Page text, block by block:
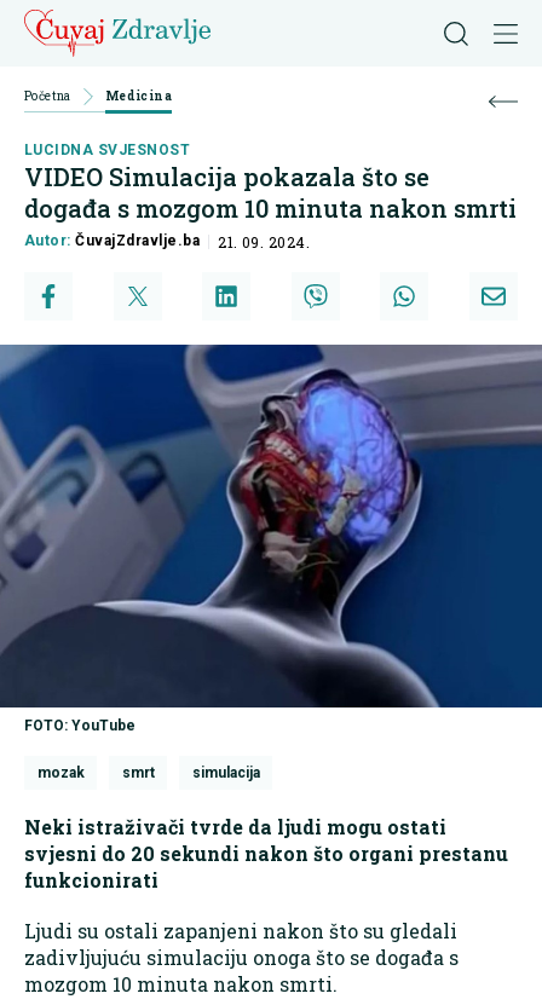
Početna Medicina
LUCIDNA SVJESNOST
VIDEO Simulacija pokazala što se
događa s mozgom 10 minuta nakon smrti
Autor:ČuvajZdravlje.ba 21. 09. 2024.
FOTO: YouTube
mozak smrt simulacija
Neki istraživači tvrde da ljudi mogu ostati
svjesni do 20 sekundi nakon što organi prestanu
funkcionirati
Ljudi su ostali zapanjeni nakon što su gledali
zadivljujuću simulaciju onoga što se događa s
mozgom 10 minuta nakon smrti.